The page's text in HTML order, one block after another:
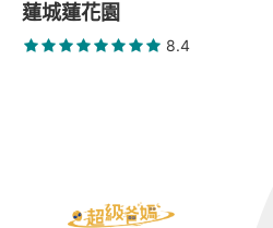
蓮城蓮花園
8.4